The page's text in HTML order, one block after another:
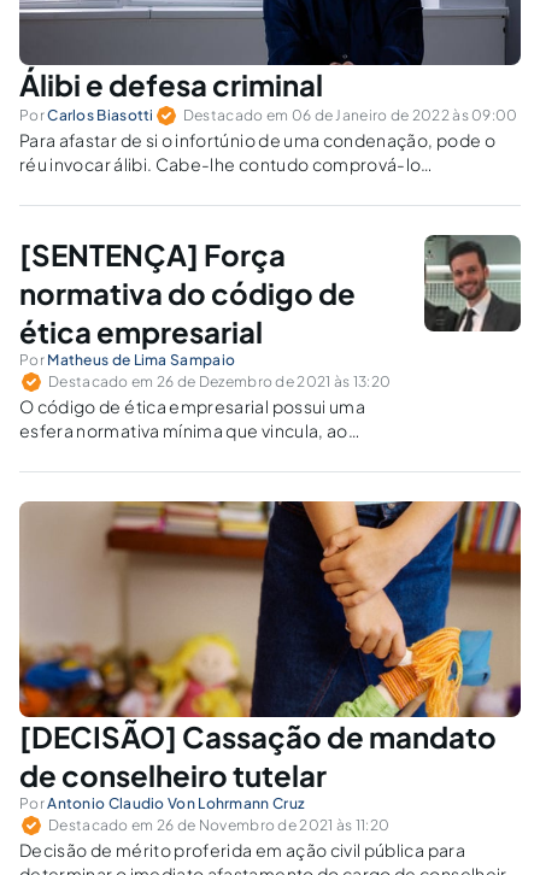
Álibi e defesa criminal
PorCarlos Biasotti Destacado em 06 de Janeiro de 2022 às 09:00
Para afastar de si o infortúnio de uma condenação, pode o
réu invocar álibi. Cabe-lhe contudo comprová-lo
que responde.
[SENTENÇA] Força
normativa do código de
ética empresarial
Por Matheus de Lima Sampaio
Destacado em 26 de Dezembro de 2021 às 13:20
O código de ética empresarial possui uma
esfera normativa mínima que vincula, ao
regra.
[DECISÃO] Cassação de mandato
de conselheiro tutelar
PorAntonio Claudio Von Lohrmann Cruz
Destacado em 26 de Novembro de 2021 às 11:20
Decisão de mérito proferida em ação civil pública para